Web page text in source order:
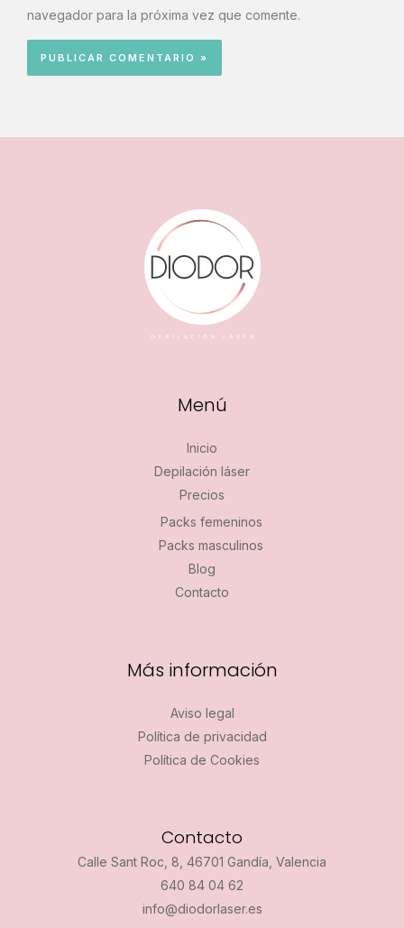
navegador para la próxima vez que comente.
Menú
Inicio
Depilación láser
Precios
Packs femeninos
Packs masculinos
Blog
Contacto
Más información
Aviso legal
Política de privacidad
Política de Cookies
Contacto
Calle Sant Roc, 8, 46701 Gandía, Valencia
640 84 04 62
info@diodorlaser.es